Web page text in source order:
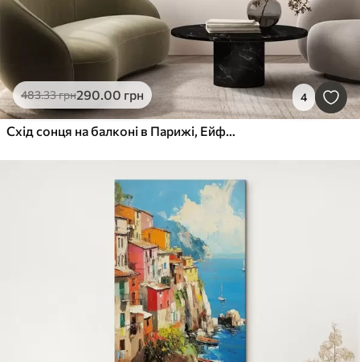
483.33грн290.00 грн 4
Схід сонця на балконі в Парижі, Ейфелева вежа, полуниця, кава, журнал